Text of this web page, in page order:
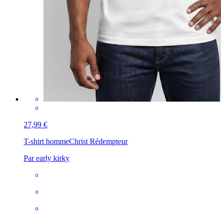
27,99 €
T-shirt hommeChrist Rédempteur
Par early kirky